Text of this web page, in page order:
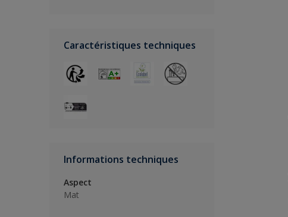
Caractéristiques techniques
Informations techniques
Aspect
Mat